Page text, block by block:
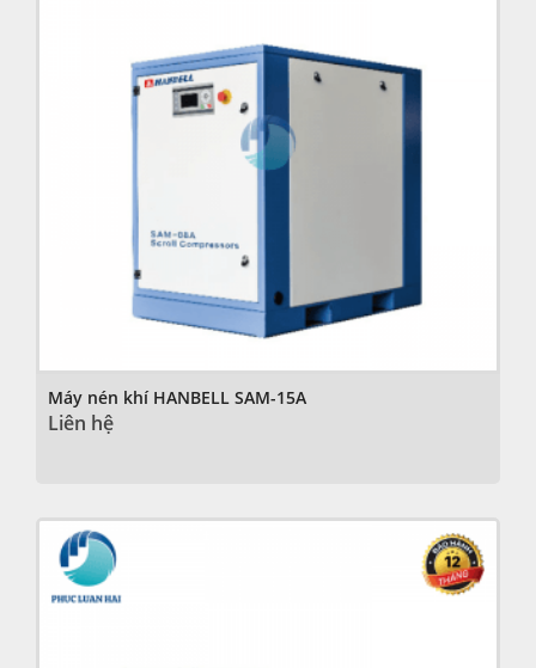
Máy nén khí HANBELL SAM-15A
Liên hệ